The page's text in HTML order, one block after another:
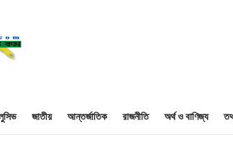
জাতীয় আন্তর্জাতিক রাজনীতি অর্থ ও বাণিজ্য